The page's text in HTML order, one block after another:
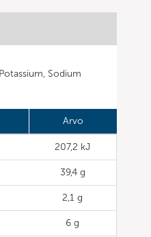
Sodium
Arvo
207,2 kJ
39,4 g
2,1 g
6 g